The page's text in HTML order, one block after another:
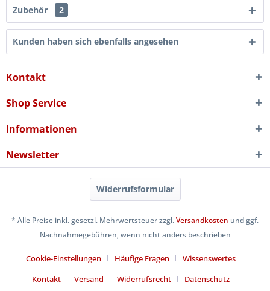
Zubehör 2
Kunden haben sich ebenfalls angesehen
Kontakt
Shop Service
Informationen
Newsletter
Widerrufsformular
* Alle Preise inkl. gesetzl. Mehrwertsteuer zzgl.Versandkosten und ggf.
Nachnahmegebühren, wenn nicht anders beschrieben
Cookie-Einstellungen Häufige Fragen
Wissenswertes
Kontakt
Versand Widerrufsrecht
Datenschutz